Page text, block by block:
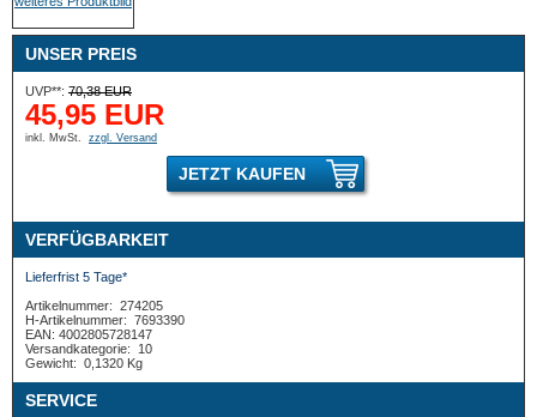
UNSER PREIS
UVP**: 70,38 EUR
45,95 EUR
inkl. MwSt. zzgl. Versand
JETZT KAUFEN
VERFÜGBARKEIT
Lieferfrist 5 Tage*
Artikelnummer: 274205
H-Artikelnummer: 7693390
EAN: 4002805728147
Versandkategorie:
10
Gewicht: 0,1320 Kg
SERVICE